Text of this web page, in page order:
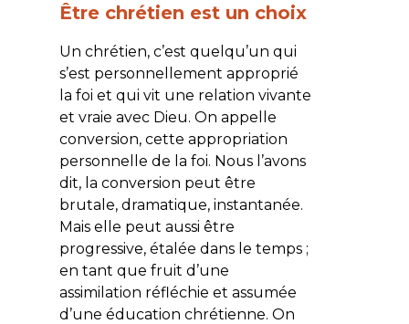
Être chrétien est un choix
Un chrétien, c’est quelqu’un qui
s’est personnellement approprié
la foi et qui vit une relation vivante
et vraie avec Dieu. On appelle
conversion, cette appropriation
personnelle de la foi. Nous l’avons
dit, la conversion peut être
brutale, dramatique, instantanée.
Mais elle peut aussi être
progressive, étalée dans le temps ;
en tant que fruit d’une
assimilation réfléchie et assumée
d’une éducation chrétienne. On